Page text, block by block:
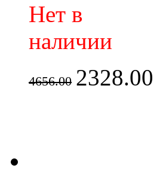
Нет в
наличии
4656.00 2328.00